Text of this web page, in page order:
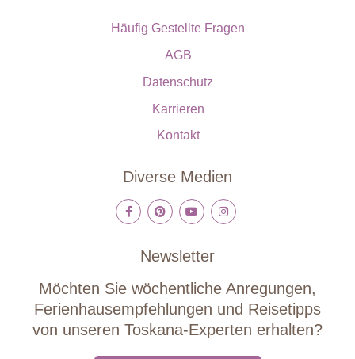
Häufig Gestellte Fragen
AGB
Datenschutz
Karrieren
Kontakt
Diverse Medien
Newsletter
Möchten Sie wöchentliche Anregungen,
Ferienhausempfehlungen und Reisetipps
von unseren Toskana-Experten erhalten?